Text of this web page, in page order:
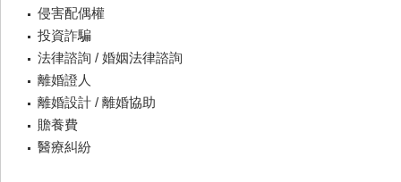
侵害配偶權
投資詐騙
法律諮詢 / 婚姻法律諮詢
離婚證人
離婚設計 / 離婚協助
贍養費
醫療糾紛